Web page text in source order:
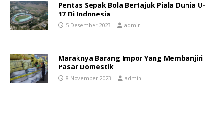
Pentas Sepak Bola Bertajuk Piala Dunia U-
17 Di Indonesia
5 Desember 2023 admin
Maraknya Barang Impor Yang Membanjiri
Pasar Domestik
8 November 2023 admin